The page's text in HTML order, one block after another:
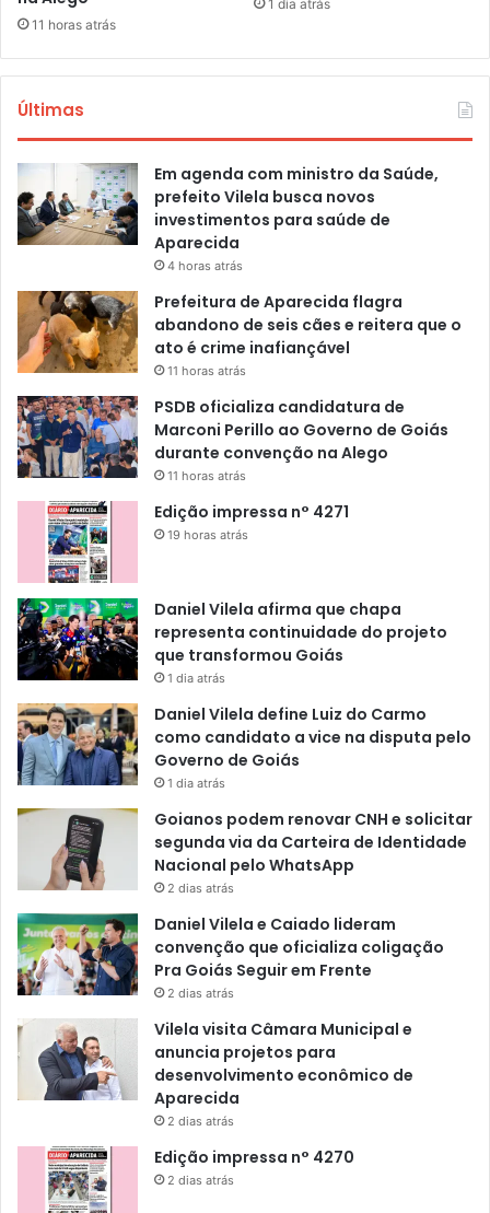
11 horas atrás
1 dia atrás
Últimas
Em agenda com ministro da Saúde,
prefeito Vilela busca novos
investimentos para saúde de
Aparecida
4 horas atrás
Prefeitura de Aparecida flagra
abandono de seis cães e reitera que o
ato é crime inafiançável
11 horas atrás
PSDB oficializa candidatura de
Marconi Perillo ao Governo de Goiás
durante convenção na Alego
11 horas atrás
Edição impressa n° 4271
19 horas atrás
Daniel Vilela afirma que chapa
representa continuidade do projeto
que transformou Goiás
1 dia atrás
Daniel Vilela define Luiz do Carmo
como candidato a vice na disputa pelo
Governo de Goiás
1 dia atrás
Goianos podem renovar CNH e solicitar
segunda via da Carteira de Identidade
Nacional pelo WhatsApp
2 dias atrás
Daniel Vilela e Caiado lideram
convenção que oficializa coligação
Pra Goiás Seguir em Frente
2 dias atrás
Vilela visita Câmara Municipal e
anuncia projetos para
desenvolvimento econômico de
Aparecida
2 dias atrás
Edição impressa n° 4270
2 dias atrás